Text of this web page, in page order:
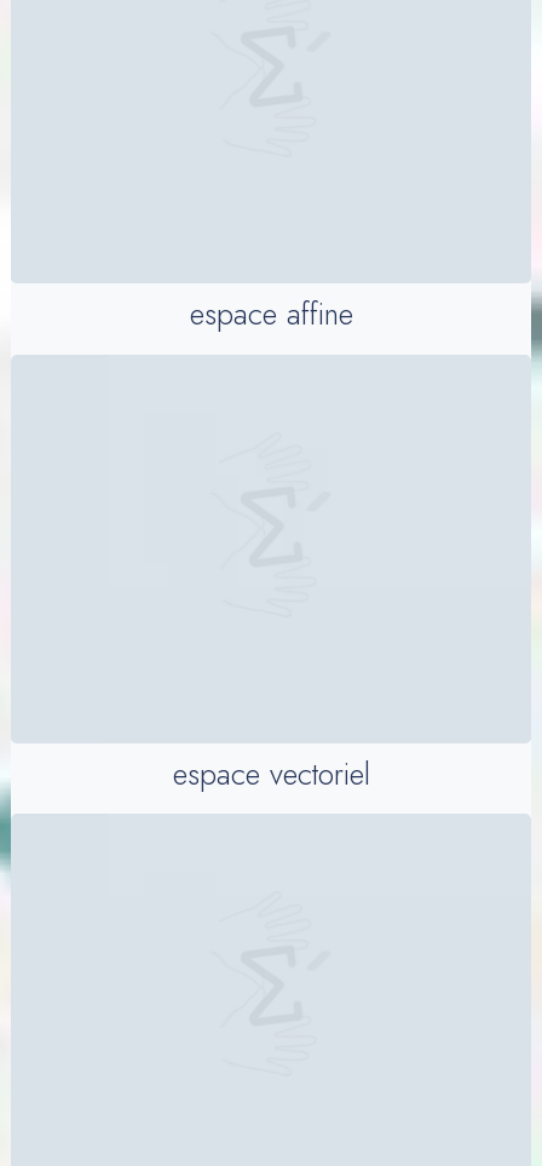
espace affine
espace vectoriel